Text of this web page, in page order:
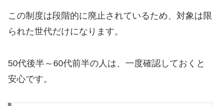
この制度は段階的に廃止されているため、対象は限
られた世代だけになります。
50代後半～60代前半の人は、一度確認しておくと
安心です。